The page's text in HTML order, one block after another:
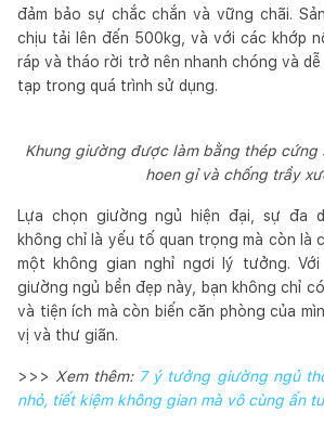
đảm bảo sự chắc chắn và vững chãi.
chịu tải lên đến 500kg, và với các khớp
ráp và tháo rời trở nên nhanh chóng và
tạp trong quá trình sử dụng.
Khung giường được làm bằng thép cứng
hoen gỉ và chống trầy
Lựa chọn giường ngủ hiện đại, sự đa
không chỉ là yếu tố quan trọng mà còn là
một không gian nghỉ ngơi lý tưởng. Với
giường ngủ bền đẹp này, bạn không chỉ
và tiện ích mà còn biến căn phòng của
vị và thư giãn.
>>> Xem thêm: 7 ý tưởng giường ngủ
nhỏ, tiết kiệm không gian mà vô cùng ấn